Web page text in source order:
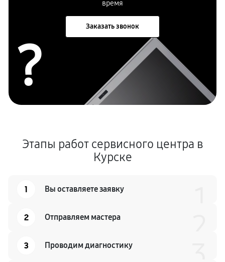
время
Заказать звонок
?
Этапы работ сервисного центра в
Курске
1 Вы оставляете заявку
2 Отправляем мастера
3 Проводим диагностику